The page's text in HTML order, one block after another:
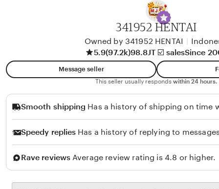
l
o
341952 HENTAI
Owned by 341952 HENTAI
5.9(97.2k)98.8JT ☑️ salesSince
Message seller
This seller usually responds within 24 hours.
Smooth shipping Has a history of shipping on time
Speedy replies Has a history of replying to
Rave reviews Average review rating is 4.8 or higher.